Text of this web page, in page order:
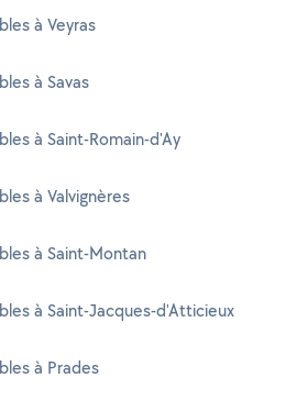
à Veyras
à Savas
à Saint-Romain-d'Ay
à Valvignères
à Saint-Montan
à Saint-Jacques-d'Atticieux
à Prades